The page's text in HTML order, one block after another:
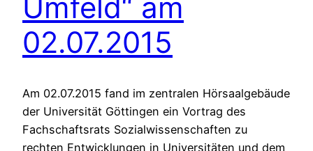
Umfeld“ am
02.07.2015
Am 02.07.2015 fand im zentralen Hörsaalgebäude
der Universität Göttingen ein Vortrag des
Fachschaftsrats Sozialwissenschaften zu
rechten Entwicklungen in Universitäten und dem